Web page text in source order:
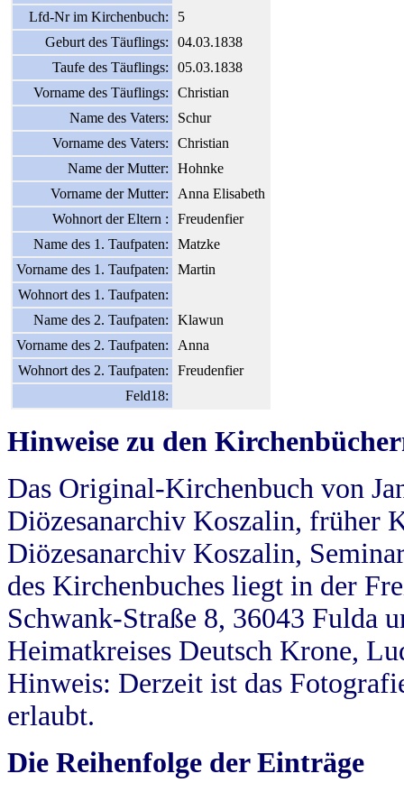
Lfd-Nr im Kirchenbuch:
5
Geburt des Täuflings:
04.03.1838
Taufe des Täuflings:
05.03.1838
Vorname des Täuflings:
Christian
Name des Vaters:
Schur
Vorname des Vaters:
Christian
Name der Mutter:
Hohnke
Vorname der Mutter:
Anna Elisabeth
Wohnort der Eltern :
Freudenfier
Name des 1. Taufpaten:
Matzke
Vorname des 1. Taufpaten:
Martin
Wohnort des 1. Taufpaten:
Name des 2. Taufpaten:
Klawun
Vorname des 2. Taufpaten:
Anna
Wohnort des 2. Taufpaten:
Freudenfier
Feld18:
Hinweise zu den
Das Original-Kirchenbuch von
Diözesanarchiv Koszalin, früher
Diözesanarchiv Koszalin,
des Kirchenbuches liegt in der
Schwank-Straße 8, 36043 Fulda
Heimatkreises Deutsch Krone,
Hinweis: Derzeit ist das
erlaubt.
Die Reihenfolge der Einträge